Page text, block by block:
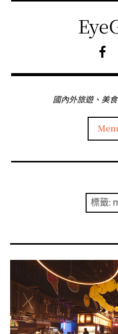
Skip
F
粉
專
頁
國內外旅遊、美
秘魯旅遊
法國旅遊
國內旅遊
店家邀約
標籤: